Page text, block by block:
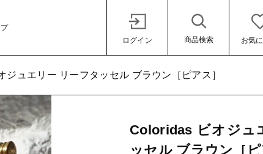
ログイン
商品検索 お気
ジュエリー リーフタッセル ブラウン［ピアス］
Coloridas ビオジュ
ッセル ブラウン［ピ
ホーム
すべての